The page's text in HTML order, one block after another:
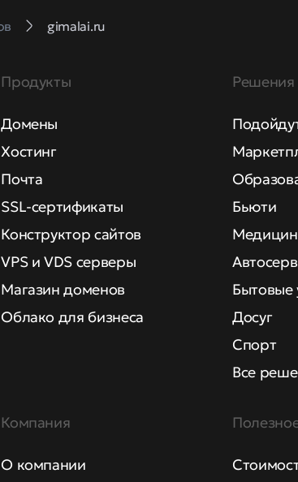
gimalai.ru
Продукты
Домены
Хостинг
Почта
SSL-сертификаты
Конструктор сайтов
VPS и VDS серверы
Магазин доменов
Облако для бизнеса
Решения
Бьюти
Бытовые
Досуг
Спорт
Все
Компания
О компании